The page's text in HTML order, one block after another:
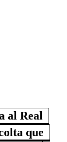
al Real
que